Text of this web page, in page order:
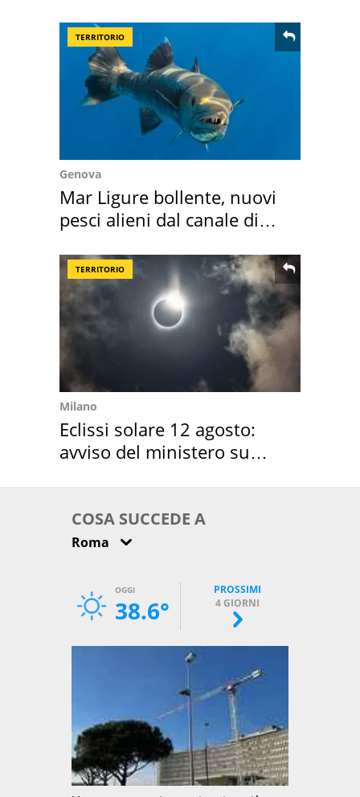
TERRITORIO
Genova
Mar Ligure bollente, nuovi
pesci alieni dal canale di
TERRITORIO
Milano
Eclissi solare 12 agosto:
avviso del ministero su